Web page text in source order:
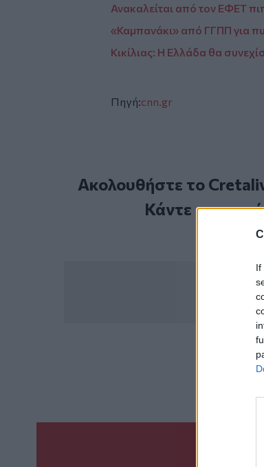
If
Ανακαλείται από τον ΕΦΕΤ
«Καμπανάκι» από ΓΓΠΠ για
Κικίλιας: Η Ελλάδα θα
Πηγή:cnn.gr
Ακολουθήστε το
Κάντε
Γίνε ο